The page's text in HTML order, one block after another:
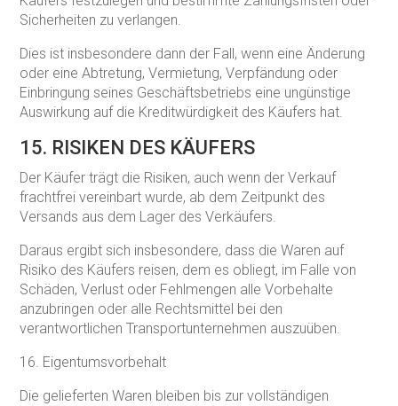
Sicherheiten zu verlangen.
Dies ist insbesondere dann der Fall, wenn eine Änderung
oder eine Abtretung, Vermietung, Verpfändung oder
Einbringung seines Geschäftsbetriebs eine ungünstige
Auswirkung auf die Kreditwürdigkeit des Käufers hat.
15. RISIKEN DES KÄUFERS
Der Käufer trägt die Risiken, auch wenn der Verkauf
frachtfrei vereinbart wurde, ab dem Zeitpunkt des
Versands aus dem Lager des Verkäufers.
Daraus ergibt sich insbesondere, dass die Waren auf
Risiko des Käufers reisen, dem es obliegt, im Falle von
Schäden, Verlust oder Fehlmengen alle Vorbehalte
anzubringen oder alle Rechtsmittel bei den
verantwortlichen Transportunternehmen auszuüben.
16. Eigentumsvorbehalt
Die gelieferten Waren bleiben bis zur vollständigen